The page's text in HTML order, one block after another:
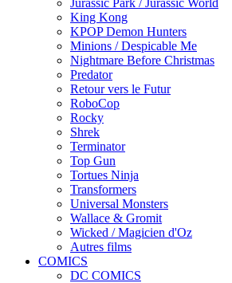
Jurassic Park / Jurassic World
King Kong
KPOP Demon Hunters
Minions / Despicable Me
Nightmare Before Christmas
Predator
Retour vers le Futur
RoboCop
Rocky
Shrek
Terminator
Top Gun
Tortues Ninja
Transformers
Universal Monsters
Wallace & Gromit
Wicked / Magicien d'Oz
Autres films
COMICS
DC COMICS